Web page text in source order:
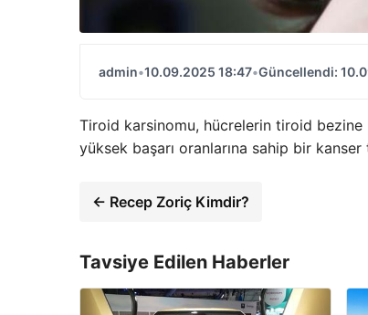
admin•10.09.2025 18:47•Güncellendi:
Tiroid karsinomu, hücrelerin tiroid bezine
yüksek başarı oranlarına sahip bir kanser
← Recep Zoriç Kimdir?
Tavsiye Edilen Haberler